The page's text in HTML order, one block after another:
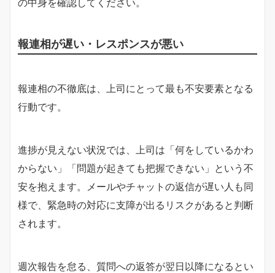
報連相が遅い・レスポンスが悪い
報連相の不徹底は、上司にとって最も不安要素となる
行動です。
進捗が見えない状況では、上司は「何をしているかわ
からない」「問題が起きても把握できない」という不
安を抱えます。メールやチャットの返信が遅い人も同
様で、緊急時の対応に支障が出るリスクがあると判断
されます。
週次報告を怠る、質問への返答が翌日以降になるとい